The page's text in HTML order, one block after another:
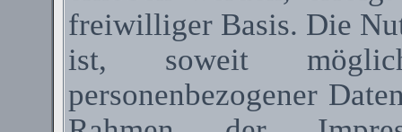
freiwilliger Basis. Die
ist, soweit
personenbezogener